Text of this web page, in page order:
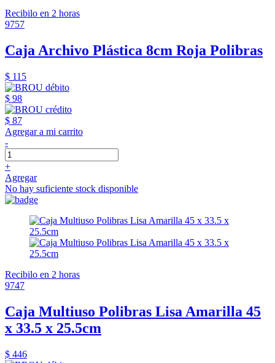
Recibilo en 2 horas
9757
Caja Archivo Plástica 8cm Roja Polibras
$ 115
$ 98
$ 87
Agregar a mi carrito
-
+
Agregar
No hay suficiente stock disponible
Recibilo en 2 horas
9747
Caja Multiuso Polibras Lisa Amarilla 45
x 33.5 x 25.5cm
$ 446